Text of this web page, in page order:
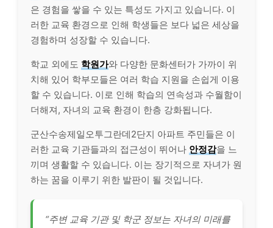
은 경험을 쌓을 수 있는 특성도 가지고 있습니다. 이
러한 교육 환경으로 인해 학생들은 보다 넓은 세상을
경험하며 성장할 수 있습니다.
학교 외에도 학원가와 다양한 문화센터가 가까이 위
치해 있어 학부모들은 여러 학습 지원을 손쉽게 이용
할 수 있습니다. 이로 인해 학습의 연속성과 수월함이
더해져, 자녀의 교육 환경이 한층 강화됩니다.
군산수송제일오투그란데2단지 아파트 주민들은 이
러한 교육 기관들과의 접근성이 뛰어나 안정감을 느
끼며 생활할 수 있습니다. 이는 장기적으로 자녀가 원
하는 꿈을 이루기 위한 발판이 될 것입니다.
“주변 교육 기관 및 학군 정보는 자녀의 미래를